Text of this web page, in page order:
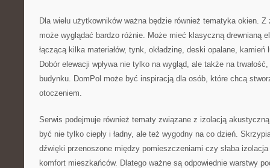
Dla wielu użytkowników ważna będzie również tematyka okien. Z
może wyglądać bardzo różnie. Może mieć klasyczną drewnianą
łączącą kilka materiałów, tynk, okładzinę, deski opalane,
Dobór elewacji wpływa nie tylko na wygląd, ale także na
budynku. DomPol może być inspiracją dla osób, które chcą
otoczeniem.
Serwis podejmuje również tematy związane z izolacją
być nie tylko ciepły i ładny, ale też wygodny na co dzień.
dźwięki przenoszone między pomieszczeniami czy słaba izolacja
komfort mieszkańców. Dlatego ważne są odpowiednie warstwy